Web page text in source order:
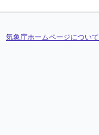
気象庁ホームページについて